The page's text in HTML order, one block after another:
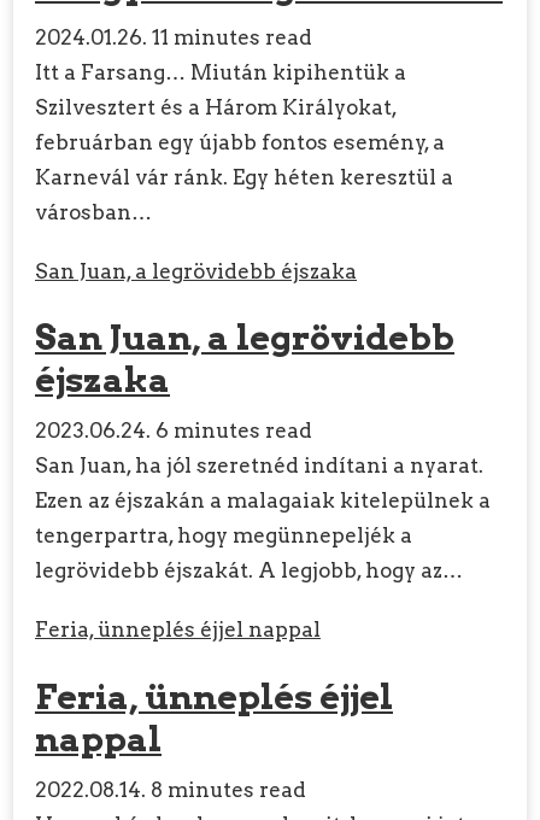
2024.01.26. 11 minutes read
Itt a Farsang… Miután kipihentük a
Szilvesztert és a Három Királyokat,
februárban egy újabb fontos esemény, a
Karnevál vár ránk. Egy héten keresztül a
városban…
San Juan, a legrövidebb éjszaka
San Juan, a legrövidebb
éjszaka
2023.06.24. 6 minutes read
San Juan, ha jól szeretnéd indítani a nyarat.
Ezen az éjszakán a malagaiak kitelepülnek a
tengerpartra, hogy megünnepeljék a
legrövidebb éjszakát. A legjobb, hogy az…
Feria, ünneplés éjjel nappal
Feria, ünneplés éjjel
nappal
2022.08.14. 8 minutes read